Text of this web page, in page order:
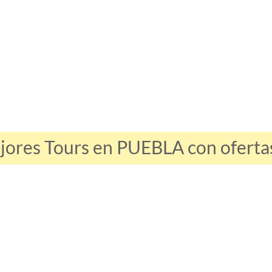
Tours en PUEBLA con